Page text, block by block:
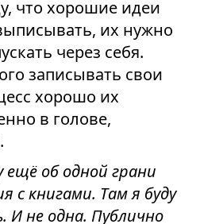
что хорошие идеи
их нужно
через себя.
записывать свои
хорошо их
в голове,
ещё об одной грани
с книгами. Там я буду
И не одна. Публично